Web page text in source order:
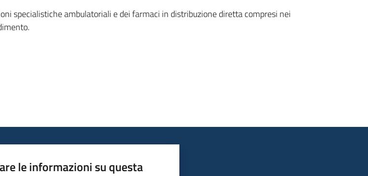
specialistiche ambulatoriali e dei farmaci in distribuzione diretta compresi nei
le informazioni su questa